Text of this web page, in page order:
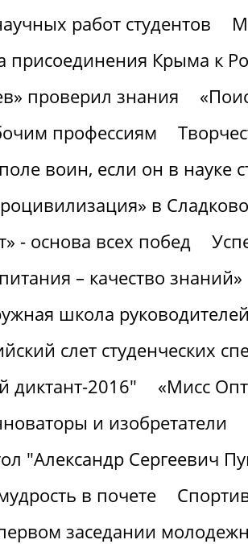
работ студентов
присоединения Крыма к
проверил знания
профессиям
воин, если он в науке
в Сладково
- основа всех побед
– качество знаний»
школа
слет студенческих
диктант-2016"
«Мисс
и изобретатели
"Александр Сергеевич
в почете
заседании